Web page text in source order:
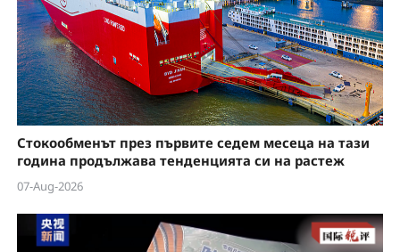
Стокообменът през първите седем месеца на тази
година продължава тенденцията си на растеж
07-Aug-2026